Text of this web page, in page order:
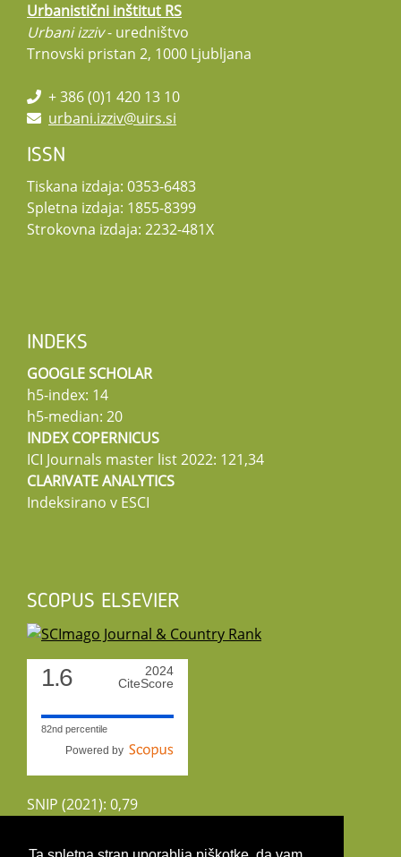
Urbanistični inštitut RS
Urbani izziv- uredništvo
Trnovski pristan 2, 1000 Ljubljana
+ 386 (0)1 420 13 10
urbani.izziv@uirs.si
ISSN
Tiskana izdaja: 0353-6483
Spletna izdaja: 1855-8399
Strokovna izdaja: 2232-481X
INDEKS
GOOGLE SCHOLAR
h5-index: 14
h5-median: 20
INDEX COPERNICUS
ICI Journals master list 2022: 121,34
CLARIVATE ANALYTICS
Indeksirano v ESCI
SCOPUS ELSEVIER
1.6
2024
CiteScore
82nd percentile
Powered by
SNIP (2021): 0,79